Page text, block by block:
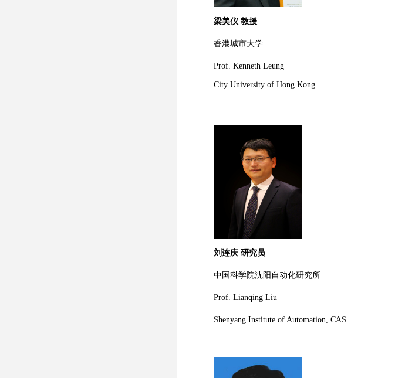
梁美仪 教授
香港城市大学
Prof. Kenneth Leung
City University of Hong Kong
刘连庆 研究员
中国科学院沈阳自动化研究所
Prof. Lianqing Liu
Shenyang Institute of Automation, CAS